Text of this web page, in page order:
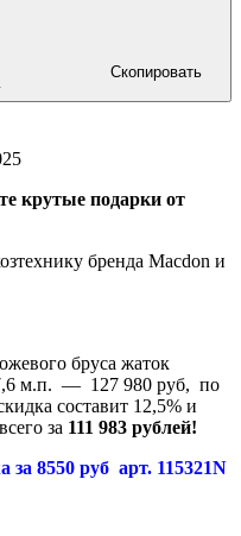
Скопировать
крутые подарки от
бренда Macdon и
бруса жаток
м.п. — 127 980 руб, по
составит 12,5% и
за 111 983 рублей!
8550 руб арт. 115321N